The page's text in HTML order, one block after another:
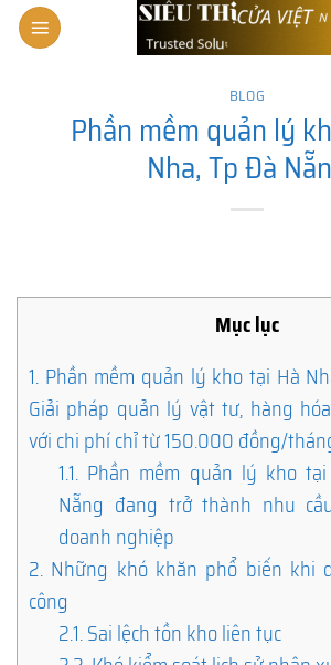
Skip
BLOG
Phần mềm quản lý
Nha, Tp Đà
Mục lục
1. Phần mềm quản lý kho tại Hà
Giải pháp quản lý vật tư, hàng
với chi phí chỉ từ 150.000 đồng/
1.1. Phần mềm quản lý kho
Nẵng đang trở thành nhu
doanh nghiệp
2. Những khó khăn phổ biến khi
công
2.1.Sai lệch tồn kho liên tục